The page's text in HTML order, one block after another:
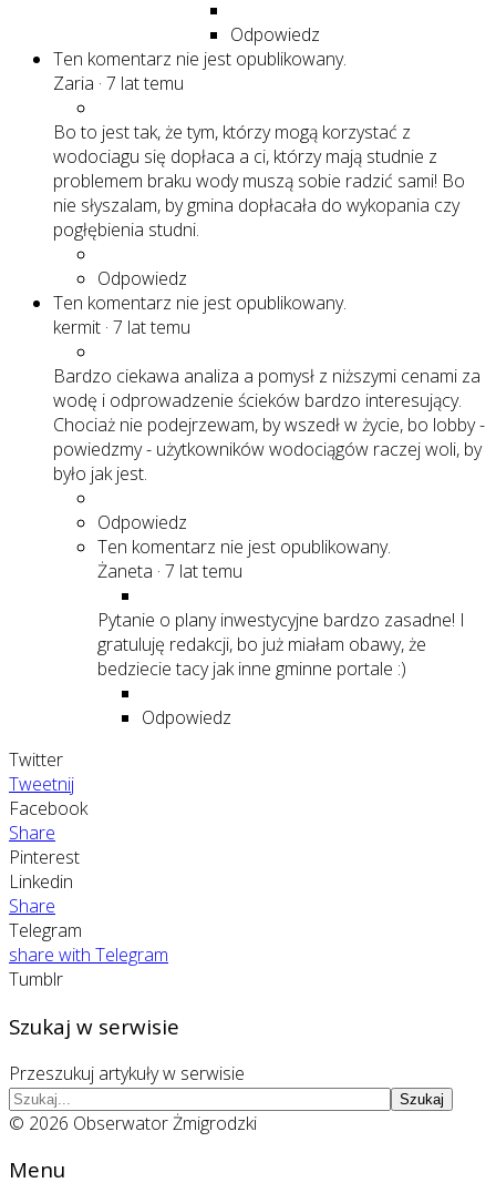
Odpowiedz
Ten komentarz nie jest opublikowany.
Zaria · 7 lat temu
Bo to jest tak, że tym, którzy mogą korzystać z
wodociagu się dopłaca a ci, którzy mają studnie z
problemem braku wody muszą sobie radzić sami! Bo
nie słyszalam, by gmina dopłacała do wykopania czy
pogłębienia studni.
Odpowiedz
Ten komentarz nie jest opublikowany.
kermit · 7 lat temu
Bardzo ciekawa analiza a pomysł z niższymi cenami za
wodę i odprowadzenie ścieków bardzo interesujący.
Chociaż nie podejrzewam, by wszedł w życie, bo lobby -
powiedzmy - użytkowników wodociągów raczej woli, by
było jak jest.
Odpowiedz
Ten komentarz nie jest opublikowany.
Żaneta · 7 lat temu
Pytanie o plany inwestycyjne bardzo zasadne! I
gratuluję redakcji, bo już miałam obawy, że
bedziecie tacy jak inne gminne portale :)
Odpowiedz
Twitter
Tweetnij
Facebook
Share
Pinterest
Linkedin
Share
Telegram
share with Telegram
Tumblr
Szukaj w serwisie
Przeszukuj artykuły w serwisie
Szukaj
© 2026 Obserwator Żmigrodzki
Menu